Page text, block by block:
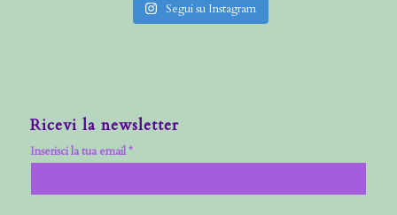
Segui su Instagram
Ricevi la newsletter
Inserisci la tua email *